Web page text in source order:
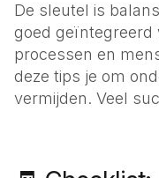
De sleutel is
goed geïntegreerd
processen en
deze tips je om
vermijden. Veel